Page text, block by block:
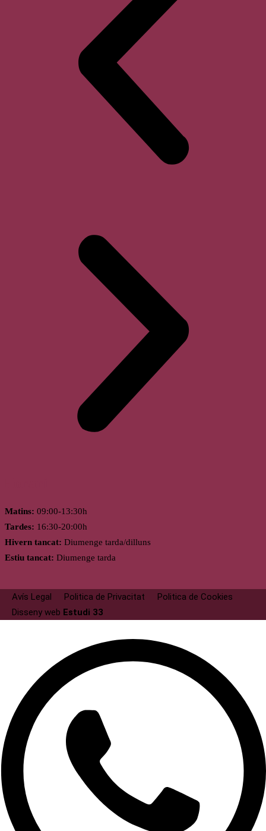
Matins: 09:00-13:30h
Tardes: 16:30-20:00h
Hivern tancat: Diumenge tarda/dilluns
Estiu tancat: Diumenge tarda
Avís Legal Politica de Privacitat
Politica de Cookies
Disseny web Estudi 33